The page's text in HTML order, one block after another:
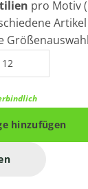
pro Motiv